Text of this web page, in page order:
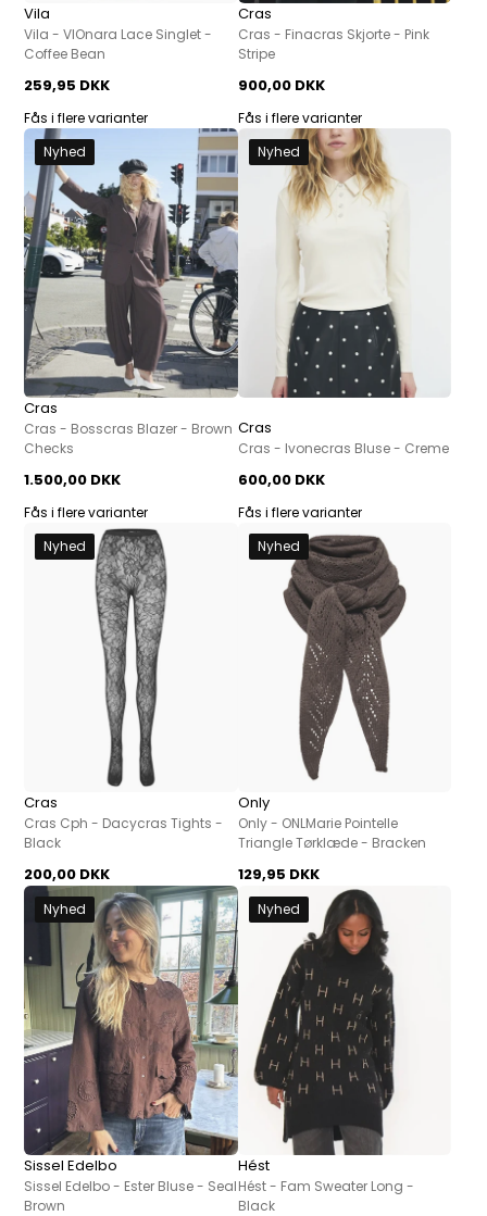
Vila
Vila - VIOnara Lace Singlet -
Coffee Bean
259,95 DKK
Fås i flere varianter
Cras
Cras - Finacras Skjorte - Pink
Stripe
900,00 DKK
Fås i flere varianter
Nyhed
Cras
Cras - Bosscras Blazer - Brown
Checks
1.500,00 DKK
Fås i flere varianter
Nyhed
Cras
Cras - Ivonecras Bluse - Creme
600,00 DKK
Fås i flere varianter
Nyhed
Cras
Cras Cph - Dacycras Tights -
Black
200,00 DKK
Nyhed
Only
Only - ONLMarie Pointelle
Triangle Tørklæde - Bracken
129,95 DKK
Nyhed
Sissel Edelbo
Sissel Edelbo - Ester Bluse - Seal
Brown
Nyhed
Hést
Hést - Fam Sweater Long -
Black